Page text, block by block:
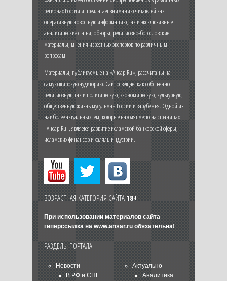
регионах России и предлагает вниманию читателей как
оперативную новостную информацию, так и эксклюзивные
аналитические статьи, обзоры, религиозно-богословские
материалы, мнения известных экспертов по различным
вопросам.
Материалы, публикуемые на «Ансар.Ru», рассчитаны на
самую широкую аудиторию. Сайт освещает как собственно
религиозную, так и политическую, экономическую, культурную,
общественную жизнь мусульман России и зарубежья. Одной из
наиболее актуальных тем, которые находят место на страницах
"Ансар.Ru", является развитие исламской банковской сферы,
исламских финансов и халяль-индустрии.
ВОЗРАСТНАЯ КАТЕГОРИЯ САЙТА18+
При использовании материалов сайта
гиперссылка на www.ansar.ruобязательна!
РАЗДЕЛЫ ПОРТАЛА
Новости
В РФ и СНГ
Актуально
Аналитика